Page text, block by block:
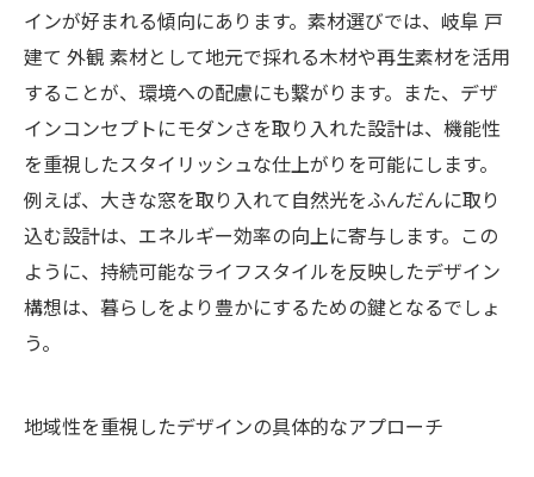
インが好まれる傾向にあります。素材選びでは、岐阜 戸
建て 外観 素材として地元で採れる木材や再生素材を活用
することが、環境への配慮にも繋がります。また、デザ
インコンセプトにモダンさを取り入れた設計は、機能性
を重視したスタイリッシュな仕上がりを可能にします。
例えば、大きな窓を取り入れて自然光をふんだんに取り
込む設計は、エネルギー効率の向上に寄与します。この
ように、持続可能なライフスタイルを反映したデザイン
構想は、暮らしをより豊かにするための鍵となるでしょ
う。
地域性を重視したデザインの具体的なアプローチ